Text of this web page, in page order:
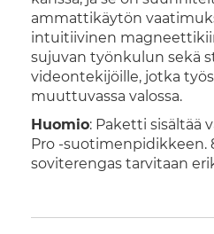
ammattikäytön
intuitiivinen
sujuvan työnkulun sekä
videontekijöille, jotka
muuttuvassa valossa.
Huomio: Paketti sisältää
Pro -suotimenpidikkeen.
soviterengas tarvitaan